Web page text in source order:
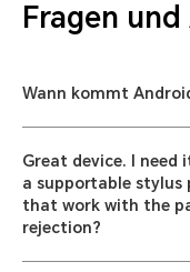
Fragen
Wann kommt
Great device. I
a supportable stylus
that work with the
rejection?